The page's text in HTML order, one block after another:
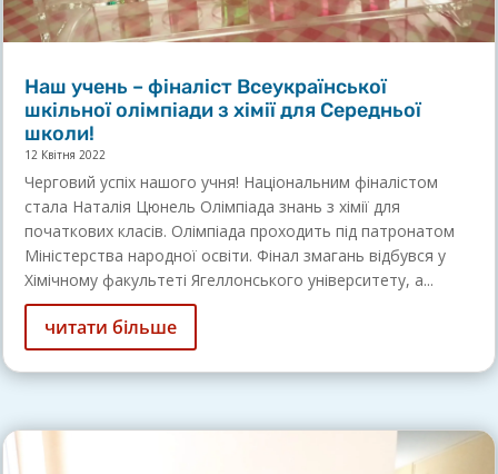
Наш учень – фіналіст Всеукраїнської
шкільної олімпіади з хімії для Середньої
школи!
12 Квітня 2022
Черговий успіх нашого учня! Національним фіналістом
стала Наталія Цюнель Олімпіада знань з хімії для
початкових класів. Олімпіада проходить під патронатом
Міністерства народної освіти. Фінал змагань відбувся у
Хімічному факультеті Ягеллонського університету, а...
читати більше